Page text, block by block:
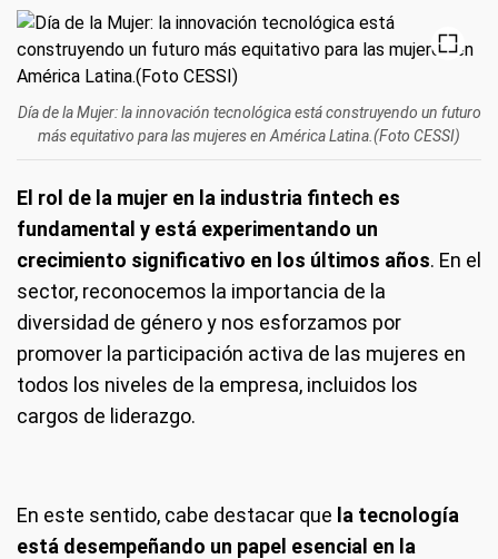
Día de la Mujer: la innovación tecnológica está construyendo un futuro
más equitativo para las mujeres en América Latina.(Foto CESSI)
El rol de la mujer en la industria fintech es
fundamental y está experimentando un
crecimiento significativo en los últimos años. En el
sector, reconocemos la importancia de la
diversidad de género y nos esforzamos por
promover la participación activa de las mujeres en
todos los niveles de la empresa, incluidos los
cargos de liderazgo.
En este sentido, cabe destacar que la tecnología
está desempeñando un papel esencial en la